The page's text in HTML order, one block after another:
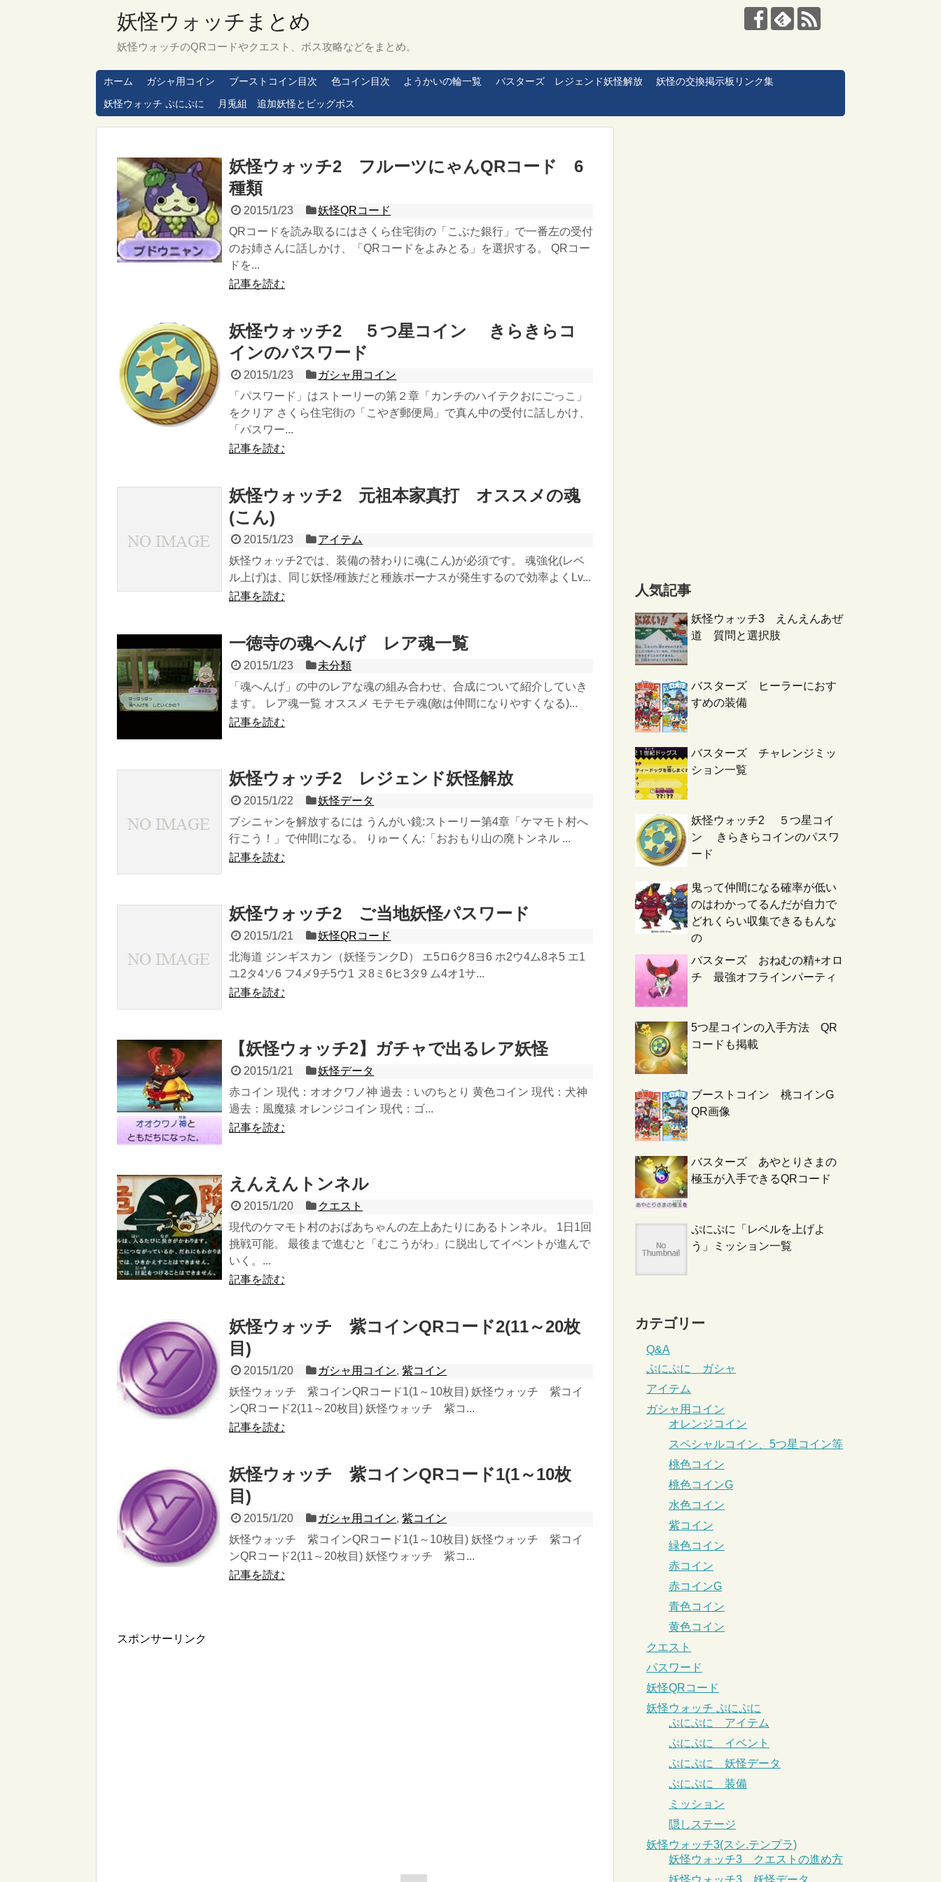
妖怪ウォッチまとめ
妖怪ウォッチのQRコードやクエスト、ボス攻略などをまとめ。
ホーム ガシャ用コイン ブーストコイン目次 色コイン目次 ようかいの輪一覧 バスターズ レジェンド妖怪解放
妖怪の交換掲示板リンク集
妖怪ウォッチ ぷにぷに
月兎組 追加妖怪とビッグボス
妖怪ウォッチ2 フルーツにゃんQRコード 6
種類
2015/1/23
妖怪QRコード
QRコードを読み取るにはさくら住宅街の「こぶた銀行」で一番左の受付
のお姉さんに話しかけ、「QRコードをよみとる」を選択する。 QRコー
ドを...
記事を読む
妖怪ウォッチ2 ５つ星コイン きらきらコ
インのパスワード
2015/1/23
ガシャ用コイン
「パスワード」はストーリーの第２章「カンチのハイテクおにごっこ」
をクリア さくら住宅街の「こやぎ郵便局」で真ん中の受付に話しかけ、
「パスワー...
記事を読む
妖怪ウォッチ2 元祖本家真打 オススメの魂
(こん)
2015/1/23
アイテム
妖怪ウォッチ2では、装備の替わりに魂(こん)が必須です。 魂強化(レベ
ル上げ)は、同じ妖怪/種族だと種族ボーナスが発生するので効率よくLv...
記事を読む
一徳寺の魂へんげ レア魂一覧
2015/1/23
未分類
「魂へんげ」の中のレアな魂の組み合わせ、合成について紹介していき
ます。 レア魂一覧 オススメ モテモテ魂(敵は仲間になりやすくなる)...
記事を読む
妖怪ウォッチ2 レジェンド妖怪解放
2015/1/22
妖怪データ
ブシニャンを解放するには うんがい鏡:ストーリー第4章「ケマモト村へ
行こう！」で仲間になる。 りゅーくん:「おおもり山の廃トンネル ...
記事を読む
妖怪ウォッチ2 ご当地妖怪パスワード
2015/1/21
妖怪QRコード
北海道 ジンギスカン（妖怪ランクD） エ5ロ6ク8ヨ6 ホ2ウ4ム8ネ5 エ1
ユ2タ4ソ6 フ4メ9チ5ウ1 ヌ8ミ6ヒ3タ9 ム4オ1サ...
記事を読む
【妖怪ウォッチ2】ガチャで出るレア妖怪
2015/1/21
妖怪データ
赤コイン 現代：オオクワノ神 過去：いのちとり 黄色コイン 現代：犬神
過去：風魔猿 オレンジコイン 現代：ゴ...
記事を読む
えんえんトンネル
2015/1/20
クエスト
現代のケマモト村のおばあちゃんの左上あたりにあるトンネル。 1日1回
挑戦可能。 最後まで進むと「むこうがわ」に脱出してイベントが進んで
いく。...
記事を読む
妖怪ウォッチ 紫コインQRコード2(11～20枚
目)
2015/1/20 ガシャ用コイン,紫コイン
妖怪ウォッチ 紫コインQRコード1(1～10枚目) 妖怪ウォッチ 紫コイ
ンQRコード2(11～20枚目) 妖怪ウォッチ 紫コ...
記事を読む
妖怪ウォッチ 紫コインQRコード1(1～10枚
目)
2015/1/20 ガシャ用コイン,紫コイン
妖怪ウォッチ 紫コインQRコード1(1～10枚目) 妖怪ウォッチ 紫コイ
ンQRコード2(11～20枚目) 妖怪ウォッチ 紫コ...
記事を読む
スポンサーリンク
人気記事
妖怪ウォッチ3 えんえんあぜ
道 質問と選択肢
バスターズ ヒーラーにおす
すめの装備
バスターズ チャレンジミッ
ション一覧
妖怪ウォッチ2 ５つ星コイ
ン きらきらコインのパスワ
ード
鬼って仲間になる確率が低い
のはわかってるんだが自力で
どれくらい収集できるもんな
の
バスターズ おねむの精+オロ
チ 最強オフラインパーティ
5つ星コインの入手方法 QR
コードも掲載
ブーストコイン 桃コインG
QR画像
バスターズ あやとりさまの
極玉が入手できるQRコード
ぷにぷに「レベルを上げよ
う」ミッション一覧
カテゴリー
Q&A
ぷにぷに ガシャ
アイテム
ガシャ用コイン
オレンジコイン
スペシャルコイン、5つ星コイン等
桃色コイン
桃色コインG
水色コイン
紫コイン
緑色コイン
赤コイン
赤コインG
青色コイン
黄色コイン
クエスト
パスワード
妖怪QRコード
妖怪ウォッチ ぷにぷに
ぷにぷに アイテム
ぷにぷに イベント
ぷにぷに 妖怪データ
ぷにぷに 装備
ミッション
隠しステージ
妖怪ウォッチ3(スシ.テンプラ)
妖怪ウォッチ3 クエストの進め方
妖怪ウォッチ3 妖怪データ